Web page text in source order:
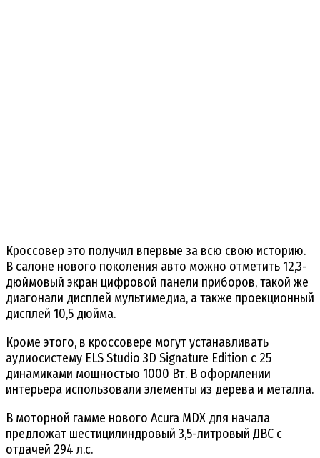
Кроссовер это получил впервые за всю свою историю.
В салоне нового поколения авто можно отметить 12,3-
дюймовый экран цифровой панели приборов, такой же
диагонали дисплей мультимедиа, а также проекционный
дисплей 10,5 дюйма.
Кроме этого, в кроссовере могут устанавливать
аудиосистему ELS Studio 3D Signature Edition с 25
динамиками мощностью 1000 Вт. В оформлении
интерьера использовали элементы из дерева и металла.
В моторной гамме нового Acura MDX для начала
предложат шестицилиндровый 3,5-литровый ДВС с
отдачей 294 л.с.